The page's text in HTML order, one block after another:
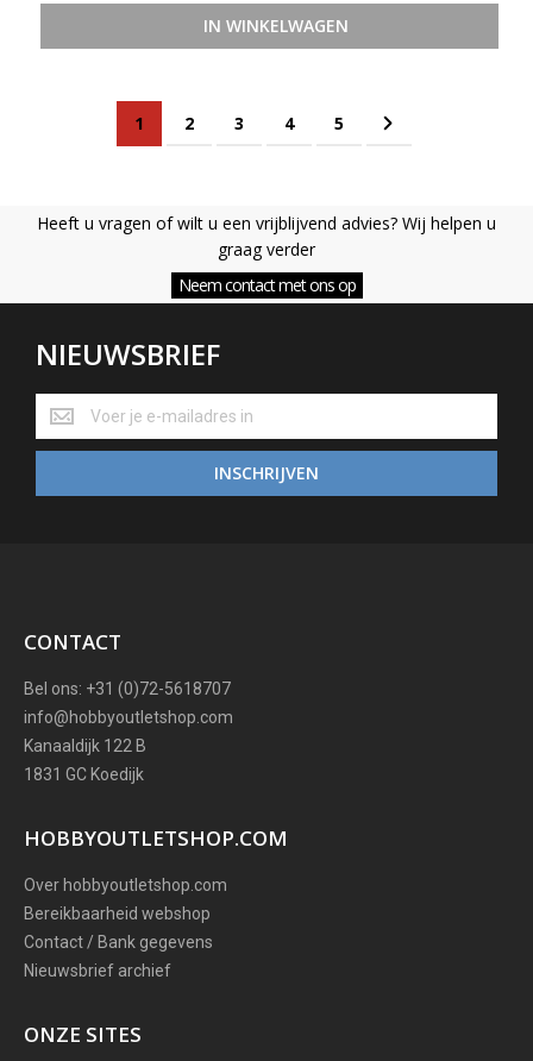
IN WINKELWAGEN
Je leest momenteel pagina
1 Pagina
2 Pagina
3 Pagina
4 Pagina
5 Pagina
Volgende
Heeft u vragen of wilt u een vrijblijvend advies? Wij helpen u
graag verder
Neem contact met ons op
NIEUWSBRIEF
NIEUWSBRIEF
INSCHRIJVEN
CONTACT
Bel ons: +31 (0)72-5618707
info@hobbyoutletshop.com
Kanaaldijk 122 B
1831 GC Koedijk
HOBBYOUTLETSHOP.COM
Over hobbyoutletshop.com
Bereikbaarheid webshop
Contact / Bank gegevens
Nieuwsbrief archief
ONZE SITES